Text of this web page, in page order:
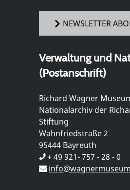
NEWSLETTER
Verwaltung und
(Postanschrift)
Richard Wagner
Nationalarchiv der
Stiftung
Wahnfriedstraße 2
95444 Bayreuth
+ 49 921- 757 - 28 - 0